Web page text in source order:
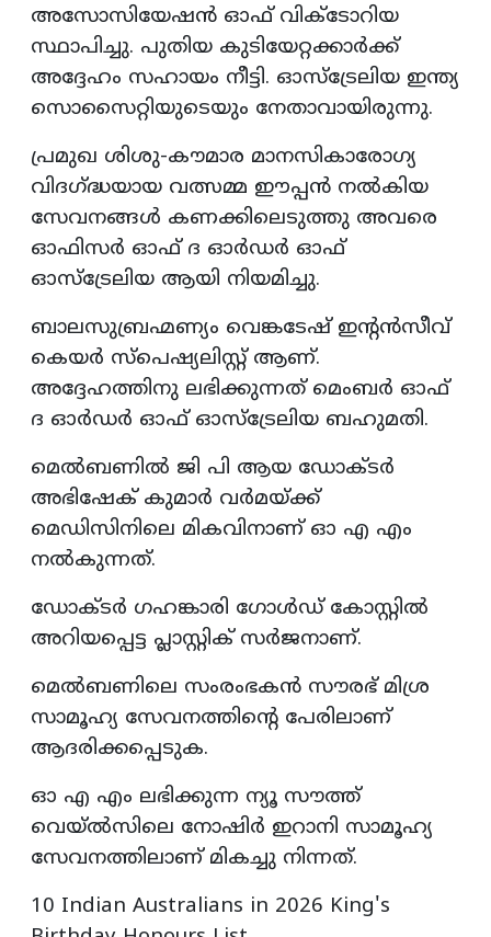
അസോസിയേഷൻ ഓഫ് വിക്ടോറിയ
സ്ഥാപിച്ചു. പുതിയ കുടിയേറ്റക്കാർക്ക്
അദ്ദേഹം സഹായം നീട്ടി. ഓസ്‌ട്രേലിയ ഇന്ത്യ
സൊസൈറ്റിയുടെയും നേതാവായിരുന്നു.
പ്രമുഖ ശിശു-കൗമാര മാനസികാരോഗ്യ
വിദഗ്ദ്ധയായ വത്സമ്മ ഈപ്പൻ നൽകിയ
സേവനങ്ങൾ കണക്കിലെടുത്തു അവരെ
ഓഫിസർ ഓഫ് ദ ഓർഡർ ഓഫ്
ഓസ്‌ട്രേലിയ ആയി നിയമിച്ചു.
ബാലസുബ്രഹ്മണ്യം വെങ്കടേഷ് ഇന്റൻസീവ്
കെയർ സ്പെഷ്യലിസ്റ്റ് ആണ്.
അദ്ദേഹത്തിനു ലഭിക്കുന്നത് മെംബർ ഓഫ്
ദ ഓർഡർ ഓഫ് ഓസ്‌ട്രേലിയ ബഹുമതി.
മെൽബണിൽ ജി പി ആയ ഡോക്ടർ
അഭിഷേക് കുമാർ വർമയ്ക്ക്
മെഡിസിനിലെ മികവിനാണ് ഓ എ എം
നൽകുന്നത്.
ഡോക്ടർ ഗഹങ്കാരി ഗോൾഡ് കോസ്റ്റിൽ
അറിയപ്പെട്ട പ്ലാസ്റ്റിക് സർജനാണ്.
മെൽബണിലെ സംരംഭകൻ സൗരഭ് മിശ്ര
സാമൂഹ്യ സേവനത്തിന്റെ പേരിലാണ്
ആദരിക്കപ്പെടുക.
ഓ എ എം ലഭിക്കുന്ന ന്യൂ സൗത്ത്
വെയ്ൽസിലെ നോഷിർ ഇറാനി സാമൂഹ്യ
സേവനത്തിലാണ് മികച്ചു നിന്നത്.
10 Indian Australians in 2026 King's